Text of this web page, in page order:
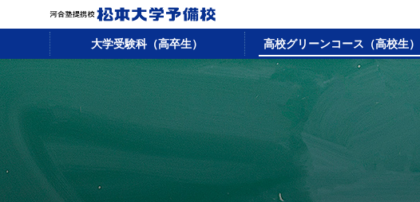
大学受験科（高卒生） 高校グリーンコース（高校生）